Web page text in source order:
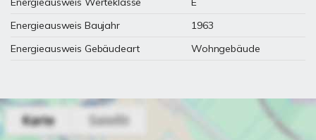
Energieausweis Baujahr
1963
Energieausweis Gebäudeart
Wohngebäude